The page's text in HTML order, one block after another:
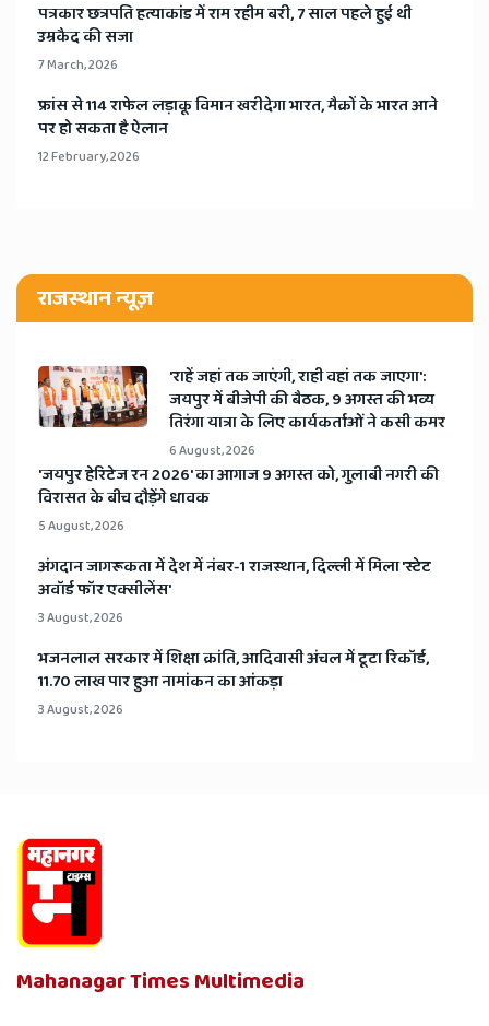
​पत्रकार छत्रपति हत्याकांड में राम रहीम बरी, 7 साल पहले हुई थी
उम्रकैद की सजा
7 March, 2026
​फ्रांस से 114 राफेल लड़ाकू विमान खरीदेगा भारत, मैक्रों के भारत आने
पर हो सकता है ऐलान
12 February, 2026
राजस्थान न्यूज़
'राहें जहां तक जाएंगी, राही वहां तक जाएगा':
जयपुर में बीजेपी की बैठक, 9 अगस्त की भव्य
तिरंगा यात्रा के लिए कार्यकर्ताओं ने कसी कमर
6 August, 2026
​'जयपुर हेरिटेज रन 2026' का आगाज 9 अगस्त को, गुलाबी नगरी की
विरासत के बीच दौड़ेंगे धावक
5 August, 2026
अंगदान जागरूकता में देश में नंबर-1 राजस्थान, दिल्ली में मिला 'स्टेट
अवॉर्ड फॉर एक्सीलेंस'
3 August, 2026
भजनलाल सरकार में शिक्षा क्रांति, आदिवासी अंचल में टूटा रिकॉर्ड,
11.70 लाख पार हुआ नामांकन का आंकड़ा
3 August, 2026
Mahanagar Times Multimedia